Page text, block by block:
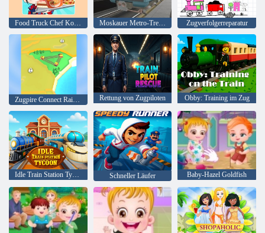
Food Truck Chef Kochen Moskauer Metro-Treiber 3D Zugverfolgerreparatur
Zugpire Connect Railroad Rettung von Zugpiloten Obby: Training im Zug
Idle Train Station Tycoon Schneller Läufer Baby-Hazel Goldfish